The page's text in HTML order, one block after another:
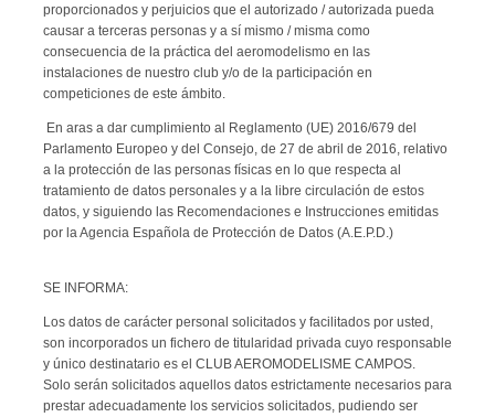
proporcionados y perjuicios que el autorizado / autorizada pueda
causar a terceras personas y a sí mismo / misma como
consecuencia de la práctica del aeromodelismo en las
instalaciones de nuestro club y/o de la participación en
competiciones de este ámbito.
En aras a dar cumplimiento al Reglamento (UE) 2016/679 del
Parlamento Europeo y del Consejo, de 27 de abril de 2016, relativo
a la protección de las personas físicas en lo que respecta al
tratamiento de datos personales y a la libre circulación de estos
datos, y siguiendo las Recomendaciones e Instrucciones emitidas
por la Agencia Española de Protección de Datos (A.E.P.D.)
SE INFORMA:
Los datos de carácter personal solicitados y facilitados por usted,
son incorporados un fichero de titularidad privada cuyo responsable
y único destinatario es el CLUB AEROMODELISME CAMPOS.
Solo serán solicitados aquellos datos estrictamente necesarios para
prestar adecuadamente los servicios solicitados, pudiendo ser